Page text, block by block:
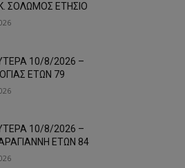
ΣΟΛΩΜΟΣ ΕΤΗΣΙΟ
10/8/2026 –
ΕΤΩΝ 79
10/8/2026 –
ΕΤΩΝ 84